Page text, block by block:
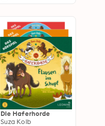
Die Haferhorde
Suza Kolb